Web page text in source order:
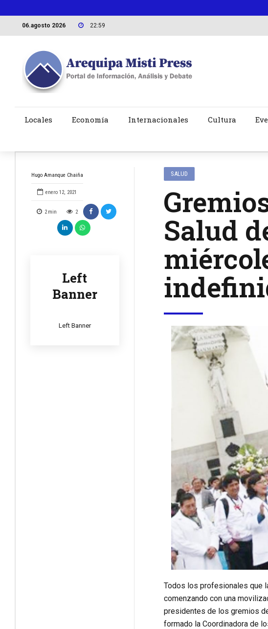
06.agosto 2026 22:59
Locales Economía Internacionales Cultura
Hugo Amanque Chaiña
enero 12, 2021
2 min 2
Left
Banner
Left Banner
SALUD
Salud
Todos los profesionales que
comenzando con una
presidentes de los gremios
formado la Coordinadora de